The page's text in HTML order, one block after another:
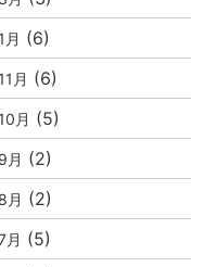
(6)
月 (6)
月 (5)
月 (2)
月 (2)
月 (5)